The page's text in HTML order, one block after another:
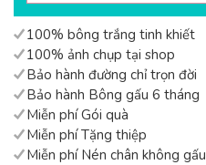
100% bông trắng tinh khiết
100% ảnh chụp tại shop
Bảo hành đường chỉ trọn đời
Bảo hành Bông gấu 6 tháng
Miễn phí Gói quà
Miễn phí Tặng thiệp
Miễn phí Nén chân không gấu